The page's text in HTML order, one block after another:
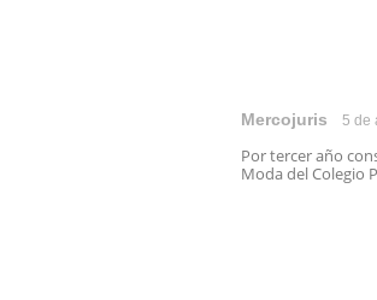
Mercojuris 5 de
Por tercer año
Moda del Colegio